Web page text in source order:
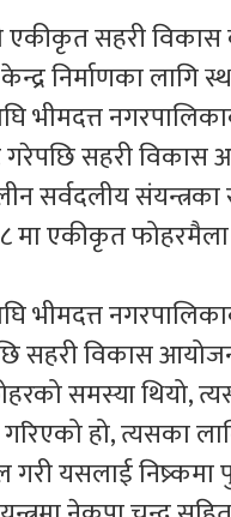
सहरी विकास
निर्माणका लागि
भीमदत्त
गरेपछि सहरी विकास
सर्वदलीय
मा एकीकृत फोहरमैला
भीमदत्त
सहरी विकास
समस्या
हो, त्यसका
यसलाई